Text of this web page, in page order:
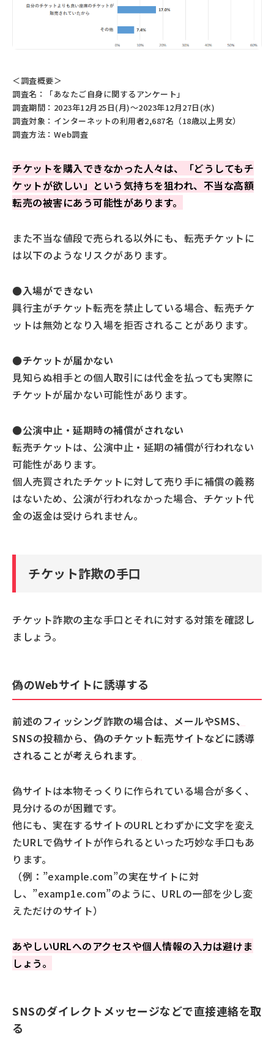
＜調査概要＞
調査名：「あなたご自身に関するアンケート」
調査期間：2023年12月25日(月)～2023年12月27日(水)
調査対象：インターネットの利用者2,687名（18歳以上男女）
調査方法：Web調査
チケットを購入できなかった人々は、「どうしてもチ
ケットが欲しい」という気持ちを狙われ、不当な高額
転売の被害にあう可能性があります。
また不当な値段で売られる以外にも、転売チケットに
は以下のようなリスクがあります。
●入場ができない
興行主がチケット転売を禁止している場合、転売チケ
ットは無効となり入場を拒否されることがあります。
●チケットが届かない
見知らぬ相手との個人取引には代金を払っても実際に
チケットが届かない可能性があります。
●公演中止・延期時の補償がされない
転売チケットは、公演中止・延期の補償が行われない
可能性があります。
個人売買されたチケットに対して売り手に補償の義務
はないため、公演が行われなかった場合、チケット代
金の返金は受けられません。
チケット詐欺の手口
チケット詐欺の主な手口とそれに対する対策を確認し
ましょう。
偽のWebサイトに誘導する
前述のフィッシング詐欺の場合は、メールやSMS、
SNSの投稿から、偽のチケット転売サイトなどに誘導
されることが考えられます。
偽サイトは本物そっくりに作られている場合が多く、
見分けるのが困難です。
他にも、実在するサイトのURLとわずかに文字を変え
たURLで偽サイトが作られるといった巧妙な手口もあ
ります。
（例：”example.com”の実在サイトに対
し、”examp1e.com”のように、URLの一部を少し変
えただけのサイト）
あやしいURLへのアクセスや個人情報の入力は避けま
しょう。
SNSのダイレクトメッセージなどで直接連絡を取
る